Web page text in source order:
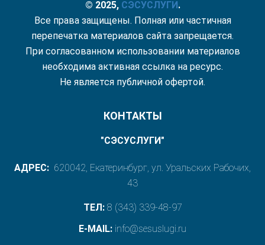
© 2025, СЭСУСЛУГИ .
Все права защищены. Полная или частичная
перепечатка материалов сайта запрещается.
При согласованном использовании материалов
необходима активная ссылка на ресурс.
Не является публичной офертой.
КОНТАКТЫ
"СЭСУСЛУГИ"
АДРЕС: 620042, Екатеринбург, ул. Уральских Рабочих,
43
ТЕЛ: 8 (343) 339-48-97
E-MAIL: info@sesuslugi.ru